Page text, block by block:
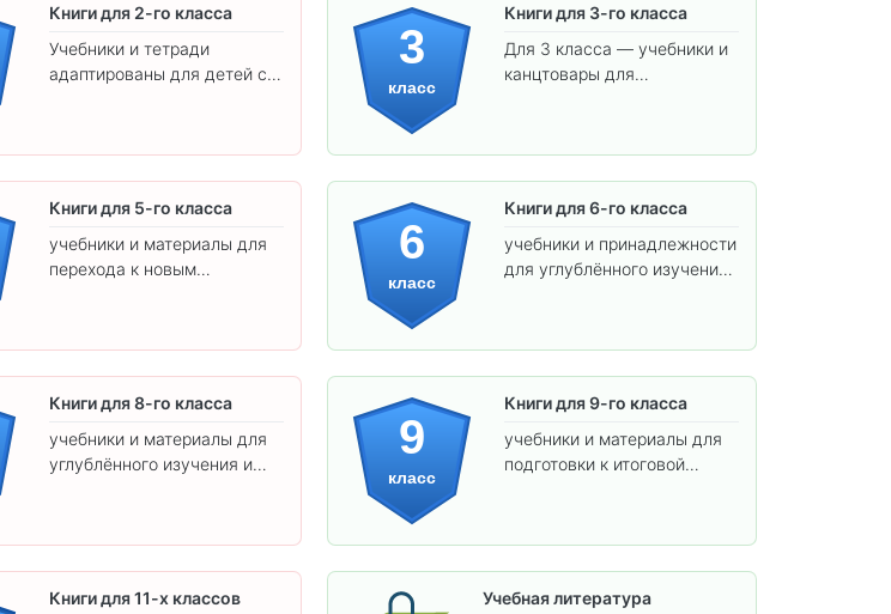
Книги для 2-го класса
Учебники и тетради
адаптированы для детей с
3
класс
Книги для 3-го класса
Для 3 класса — учебники и
канцтовары для
Книги для 5-го класса
учебники и материалы для
перехода к новым
6
класс
Книги для 6-го класса
учебники и принадлежности
для углублённого изучения
Книги для 8-го класса
учебники и материалы для
углублённого изучения и
9
класс
Книги для 9-го класса
учебники и материалы для
подготовки к итоговой
Книги для 11-х классов
Учебная литература